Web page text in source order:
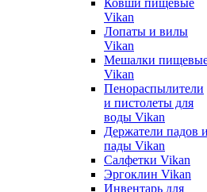
Ковши пищевые
Vikan
Лопаты и вилы
Vikan
Мешалки
Vikan
Пенораспылители
и пистолеты для
воды Vikan
Держатели падов и
пады Vikan
Салфетки Vikan
Эргоклин Vikan
Инвентарь для